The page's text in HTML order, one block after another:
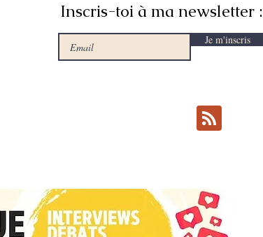
Inscris-toi à ma newsletter :
Je m'inscris